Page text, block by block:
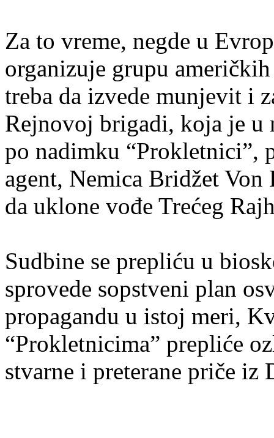
Za to vreme, negde u
organizuje grupu
treba da izvede munjevit i
Rejnovoj brigadi, koja je u
po nadimku “Prokletnici”,
agent, Nemica Bridžet
da uklone vođe Trećeg
Sudbine se prepliću u
sprovede sopstveni plan
propagandu u istoj meri,
“Prokletnicima” prepliće
stvarne i preterane priče iz